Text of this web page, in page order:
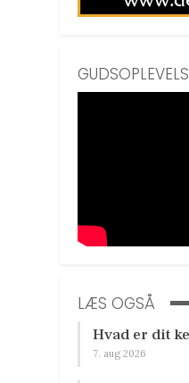
LÆS OGSÅ
Hvad er dit
7. aug 2026